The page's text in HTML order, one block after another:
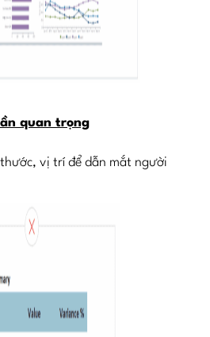
quan trọng
thước, vị trí để dẫn mắt người